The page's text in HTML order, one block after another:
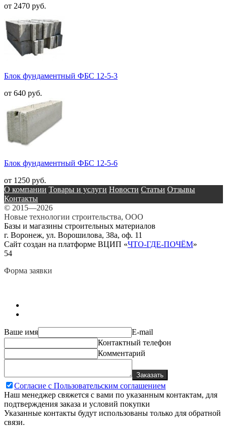
от 2470 руб.
Блок фундаментный ФБС 12-5-3
от 640 руб.
Блок фундаментный ФБС 12-5-6
от 1250 руб.
О компании Товары и услуги Новости Статьи Отзывы
Контакты
© 2015—2026
Новые технологии строительства, ООО
Базы и магазины строительных материалов
г. Воронеж, ул. Ворошилова, 38а, оф. 11
Сайт создан на платформе ВЦИП «ЧТО-ГДЕ-ПОЧЁМ»
54
Форма заявки
Ваше имя
E-mail
Контактный телефон
Комментарий
Заказать
Согласие с Пользовательским соглашением
Наш менеджер свяжется с вами по указанным контактам, для
подтверждения заказа и условий покупки
Указанные контакты будут использованы только для обратной
связи.